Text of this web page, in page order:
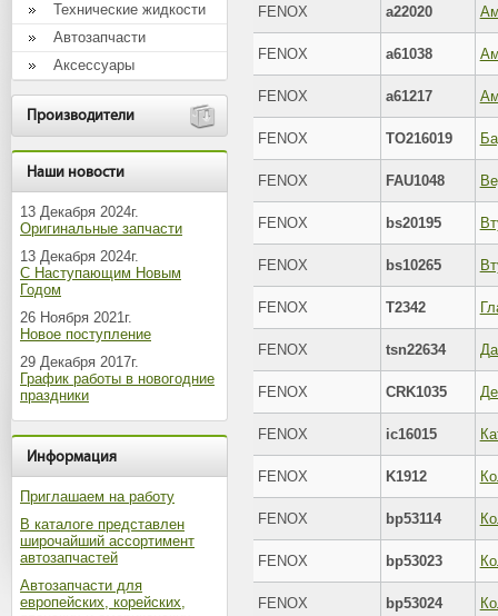
Технические жидкости
Автозапчасти
Аксессуары
Производители
Наши новости
13 Декабря 2024г.
Оригинальные запчасти
13 Декабря 2024г.
С Наступающим Новым
Годом
26 Ноября 2021г.
Новое поступление
29 Декабря 2017г.
График работы в новогодние
праздники
Информация
Приглашаем на работу
В каталоге представлен
широчайший ассортимент
автозапчастей
Автозапчасти для
европейских, корейских,
FENOX a22020
FENOX a61038
FENOX a61217
FENOX TO216019
FENOX FAU1048
FENOX bs20195
FENOX bs10265
FENOX T2342
FENOX tsn22634
FENOX CRK1035
FENOX ic16015
FENOX K1912
FENOX bp53114
FENOX bp53023
FENOX bp53024